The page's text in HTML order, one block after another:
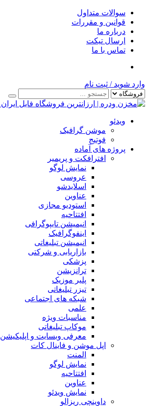
سوالات متداول
قوانین و مقررات
درباره ما
ارسال تیکت
تماس با ما
وارد شوید / ثبت نام
ویدئو
موشن گرافیک
فوتیج
پروژه های آماده
افترافکت و پریمیر
نمایش لوگو
عروسی
اسلایدشو
عناوین
استودیو مجازی
افتتاحیه
انیمیشن تایپوگرافی
اینفوگرافیک
انیمیشن تبلیغاتی
بازاریابی و شرکتی
پزشکی
ترانزیشن
پلیر موزیک
تیزر تبلیغاتی
شبکه های اجتماعی
علمی
مناسبات ویژه
موکاپ تبلیغاتی
معرفی وبسایت و اپلیکیشن
اپل موشن و فاینال کات
المنت
نمایش لوگو
افتتاحیه
عناوین
نمایش ویدئو
داوینچی ریزالو